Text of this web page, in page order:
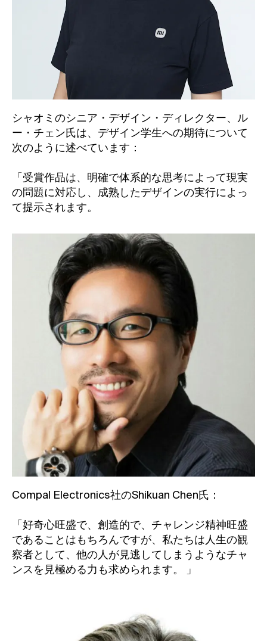
シャオミのシニア・デザイン・ディレクター、ル
ー・チェン氏は、デザイン学生への期待について
次のように述べています：
「受賞作品は、明確で体系的な思考によって現実
の問題に対応し、成熟したデザインの実行によっ
て提示されます。
Compal Electronics社のShikuan Chen氏：
「好奇心旺盛で、創造的で、チャレンジ精神旺盛
であることはもちろんですが、私たちは人生の観
察者として、他の人が見逃してしまうようなチャ
ンスを見極める力も求められます。
」